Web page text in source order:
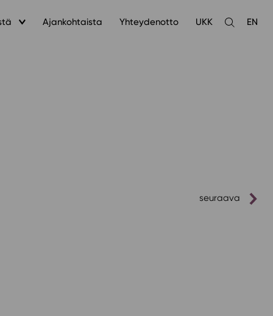
Ajankohtaista Yhteydenotto UKK
Avaa
EN
seuraava